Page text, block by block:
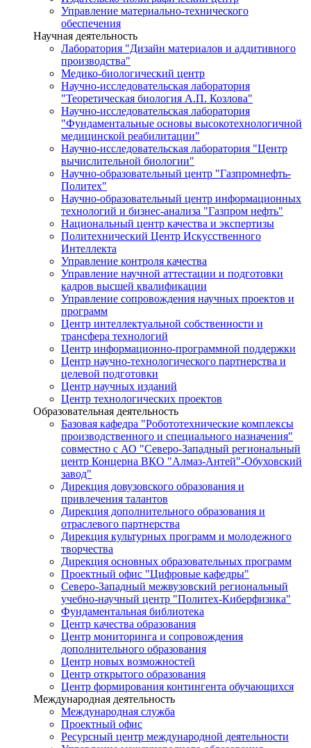
Управление материально-технического
обеспечения
Научная деятельность
Лаборатория "Дизайн материалов и аддитивного
производства"
Медико-биологический центр
Научно-исследовательская лаборатория
"Теоретическая биология А.П. Козлова"
Научно-исследовательская лаборатория
"Фундаментальные основы высокотехнологичной
медицинской реабилитации"
Научно-исследовательская лаборатория "Центр
вычислительной биологии"
Научно-образовательный центр "Газпромнефть-
Политех"
Научно-образовательный центр информационных
технологий и бизнес-анализа "Газпром нефть"
Национальный центр качества и экспертизы
Политехнический Центр Искусственного
Интеллекта
Управление контроля качества
Управление научной аттестации и подготовки
кадров высшей квалификации
Управление сопровождения научных проектов и
программ
Центр интеллектуальной собственности и
трансфера технологий
Центр информационно-программной поддержки
Центр научно-технологического партнерства и
целевой подготовки
Центр научных изданий
Центр технологических проектов
Образовательная деятельность
Базовая кафедра "Робототехнические комплексы
производственного и специального назначения"
совместно с АО "Северо-Западный региональный
центр Концерна ВКО "Алмаз-Антей"-Обуховский
завод"
Дирекция довузовского образования и
привлечения талантов
Дирекция дополнительного образования и
отраслевого партнерства
Дирекция культурных программ и молодежного
творчества
Дирекция основных образовательных программ
Проектный офис "Цифровые кафедры"
Северо-Западный межвузовский региональный
учебно-научный центр "Политех-Киберфизика"
Фундаментальная библиотека
Центр качества образования
Центр мониторинга и сопровождения
дополнительного образования
Центр новых возможностей
Центр открытого образования
Центр формирования контингента обучающихся
Международная деятельность
Международная служба
Проектный офис
Ресурсный центр международной деятельности